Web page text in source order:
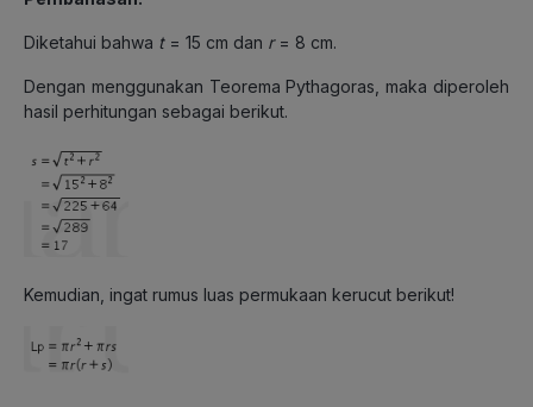
Diketahui bahwa t= 15 cm dan r= 8 cm.
Dengan menggunakan Teorema Pythagoras, maka diperoleh
hasil perhitungan sebagai berikut.
Kemudian, ingat rumus luas permukaan kerucut berikut!